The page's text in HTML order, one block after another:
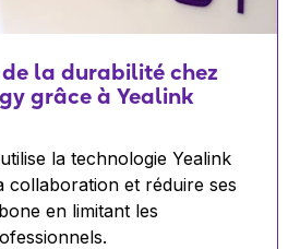
la durabilité chez
grâce à Yealink
la technologie Yealink
collaboration et réduire ses
en limitant les